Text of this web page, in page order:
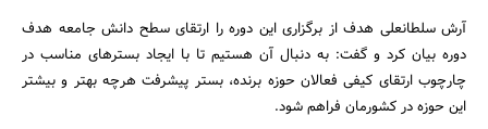
آرش سلطانعلی هدف از برگزاری این دوره را ارتقای سطح دانش جامعه هدف
دوره بیان کرد و گفت: به دنبال آن هستیم تا با ایجاد بسترهای مناسب در
چارچوب ارتقای کیفی فعالان حوزه برنده، بستر پیشرفت هرچه بهتر و بیشتر
این حوزه در کشورمان فراهم شود.